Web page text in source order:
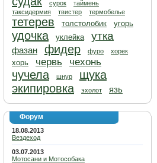
сурок
таймень
таксидермия
твистер термобелье
тетерев толстолобик угорь
удочка уклейка утка
фазан фидер фуро хорек
хорь червь чехонь
чучела шнур
щука
экипировка
эхолот язь
Форум
18.08.2013
Вездеход
03.07.2013
Мотосани и Мотособака